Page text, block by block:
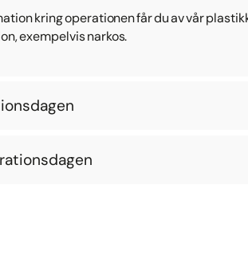
kring operationen får du av vår
exempelvis narkos.